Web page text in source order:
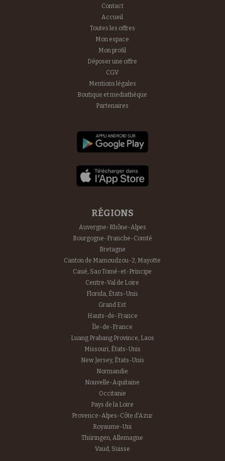
Contact
Accueil
Toutes les offres
Mon espace
Mon profil
Déposer une offre
CGV
Mentions légales
Boutique et mediathèque
Partenaires
RÉGIONS
Auvergne-Rhône-Alpes
Bourgogne-Franche-Comté
Bretagne
Canton de Mamoudzou-2, Mayotte
Caué, Sao Tomé-et-Principe
Centre-Val de Loire
Florida, États-Unis
Grand Est
Hauts-de-France
Île-de-France
Luang Prabang Province, Laos
Missouri, États-Unis
New Jersey, États-Unis
Normandie
Nouvelle-Aquitaine
Occitanie
Pays de la Loire
Provence-Alpes-Côte d'Azur
Royaume-Uni
Thüringen, Allemagne
Vaud, Suisse